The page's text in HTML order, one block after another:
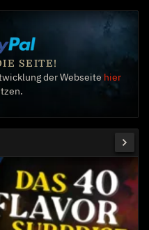
SEITE!
der Webseite hier